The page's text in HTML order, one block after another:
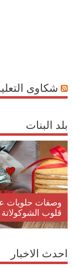
شكاوى
بلد البنات
وصفات حلويات
قلوب
احدث الاخبار